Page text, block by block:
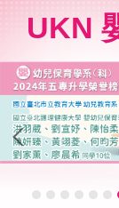
要
內
容
區
UKN